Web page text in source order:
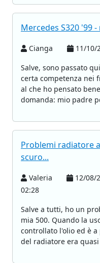
Mercedes S320 '99
Cianga
11/10/
Salve, sono passato
certa competenza nei
al che ho pensato
domanda: mio padre
Problemi radiatore
scuro...
Valeria 12/08/
02:28
Salve a tutti, ho un
mia 500. Quando la
controllato l'olio ed è
del radiatore era